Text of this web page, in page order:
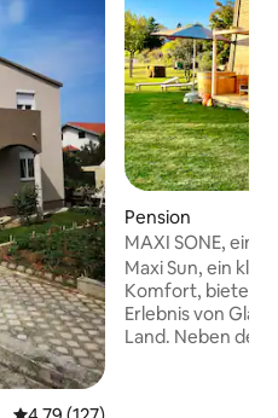
Pension
MAXI SONE, ein
des Glampyarding
Maxi Sun, ein
Komfort, bietet
Erlebnis von
Land. Neben